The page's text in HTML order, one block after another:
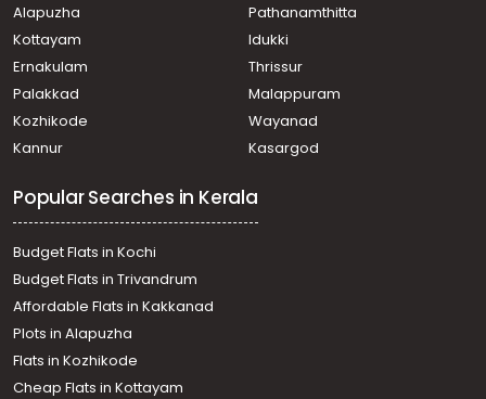
Alapuzha
Pathanamthitta
Kottayam
Idukki
Ernakulam
Thrissur
Palakkad
Malappuram
Kozhikode
Wayanad
Kannur
Kasargod
Popular Searches in Kerala
Budget Flats in Kochi
Budget Flats in Trivandrum
Affordable Flats in Kakkanad
Plots in Alapuzha
Flats in Kozhikode
Cheap Flats in Kottayam